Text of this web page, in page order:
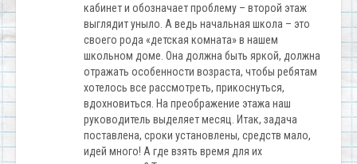
кабинет и обозначает проблему – второй этаж
выглядит уныло. А ведь начальная школа – это
своего рода «детская комната» в нашем
школьном доме. Она должна быть яркой, должна
отражать особенности возраста, чтобы ребятам
хотелось все рассмотреть, прикоснуться,
вдохновиться. На преображение этажа наш
руководитель выделяет месяц. Итак, задача
поставлена, сроки установлены, средств мало,
идей много! А где взять время для их